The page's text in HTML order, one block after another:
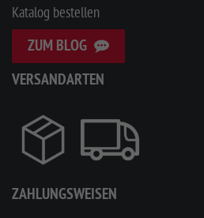
Katalog bestellen
ZUM BLOG
VERSANDARTEN
ZAHLUNGSWEISEN